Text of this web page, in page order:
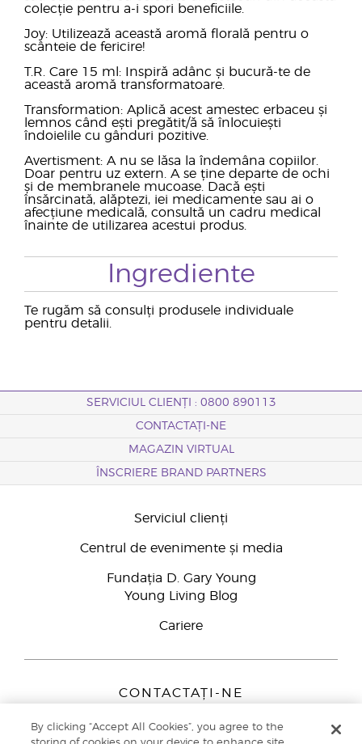
colecție pentru a-i spori beneficiile.
Joy: Utilizează această aromă florală pentru o
scânteie de fericire!
T.R. Care 15 ml: Inspiră adânc și bucură-te de
această aromă transformatoare.
Transformation: Aplică acest amestec erbaceu și
lemnos când ești pregătit/ă să înlocuiești
îndoielile cu gânduri pozitive.
Avertisment: A nu se lăsa la îndemâna copiilor.
Doar pentru uz extern. A se ține departe de ochi
și de membranele mucoase. Dacă ești
însărcinată, alăptezi, iei medicamente sau ai o
afecțiune medicală, consultă un cadru medical
înainte de utilizarea acestui produs.
Ingrediente
Te rugăm să consulți produsele individuale
pentru detalii.
SERVICIUL CLIENȚI : 0800 890113
CONTACTAȚI-NE
MAGAZIN VIRTUAL
ÎNSCRIERE BRAND PARTNERS
Serviciul clienți
Centrul de evenimente și media
Fundația D. Gary Young
Young Living Blog
Cariere
CONTACTAȚI-NE
Peizerweg 97
By clicking “Accept All Cookies”, you agree to the